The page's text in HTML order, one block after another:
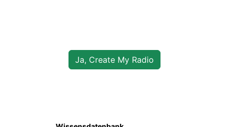
Ja, Create My Radio